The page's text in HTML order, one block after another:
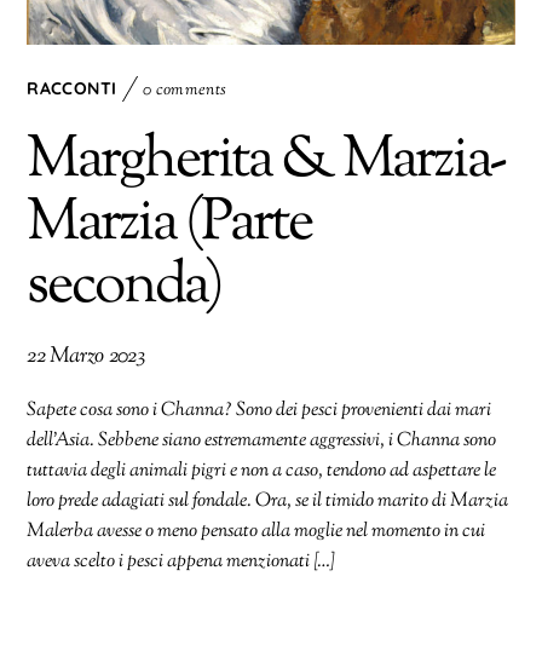
RACCONTI 0 comments
Margherita & Marzia-
Marzia (Parte
seconda)
22 Marzo 2023
Sapete cosa sono i Channa? Sono dei pesci provenienti dai mari
dell’Asia. Sebbene siano estremamente aggressivi, i Channa sono
tuttavia degli animali pigri e non a caso, tendono ad aspettare le
loro prede adagiati sul fondale. Ora, se il timido marito di Marzia
Malerba avesse o meno pensato alla moglie nel momento in cui
aveva scelto i pesci appena menzionati […]